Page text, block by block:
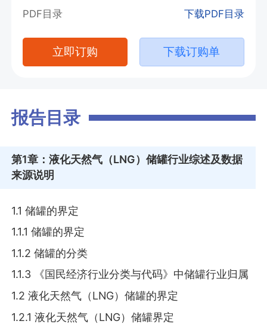
PDF目录 下载PDF目录
立即订购 下载订购单
报告目录
第1章 ：液化天然气（LNG）储罐行业综述及数据
来源说明
1.1 储罐的界定
1.1.1 储罐的界定
1.1.2 储罐的分类
1.1.3 《国民经济行业分类与代码》中储罐行业归属
1.2 液化天然气（LNG）储罐的界定
1.2.1 液化天然气（LNG）储罐界定